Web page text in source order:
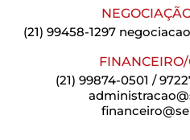
(21) 99458-1297
(21) 99874-0501 /